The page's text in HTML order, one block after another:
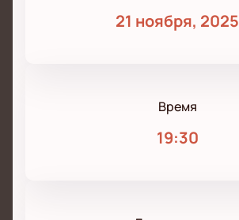
21 ноября, 2025
Время
19:30